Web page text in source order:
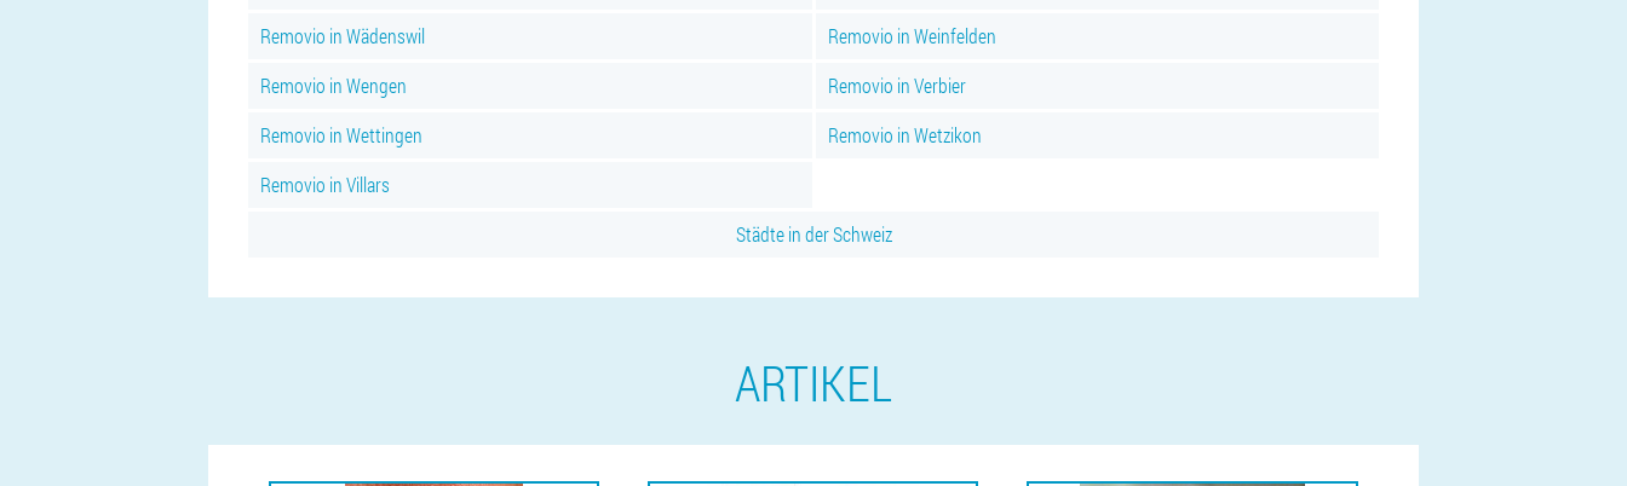
Removio in Wädenswil
Removio in Weinfelden
Removio in Wengen
Removio in Verbier
Removio in Wettingen
Removio in Wetzikon
Removio in Villars
Städte in der Schweiz
ARTIKEL